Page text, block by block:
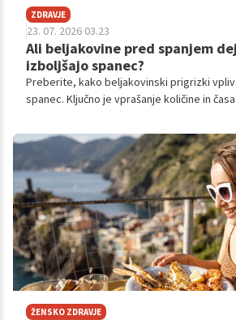
ZDRAVJE
23. 07. 2026 03.23
Ali beljakovine pred spanjem
izboljšajo spanec?
Preberite, kako beljakovinski prigrizki
spanec. Ključno je vprašanje količine in
ŽENSKO ZDRAVJE